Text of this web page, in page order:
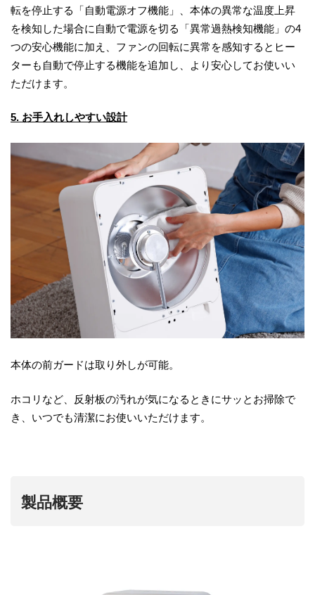
転を停止する「自動電源オフ機能」、本体の異常な温度上昇
を検知した場合に自動で電源を切る「異常過熱検知機能」の4
つの安心機能に加え、ファンの回転に異常を感知するとヒー
ターも自動で停止する機能を追加し、より安心してお使いい
ただけます。
5. お手入れしやすい設計
本体の前ガードは取り外しが可能。
ホコリなど、反射板の汚れが気になるときにサッとお掃除で
き、いつでも清潔にお使いいただけます。
製品概要